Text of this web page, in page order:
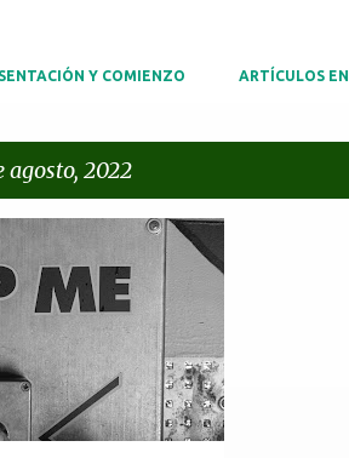
Y COMIENZO ARTÍCULOS
2022